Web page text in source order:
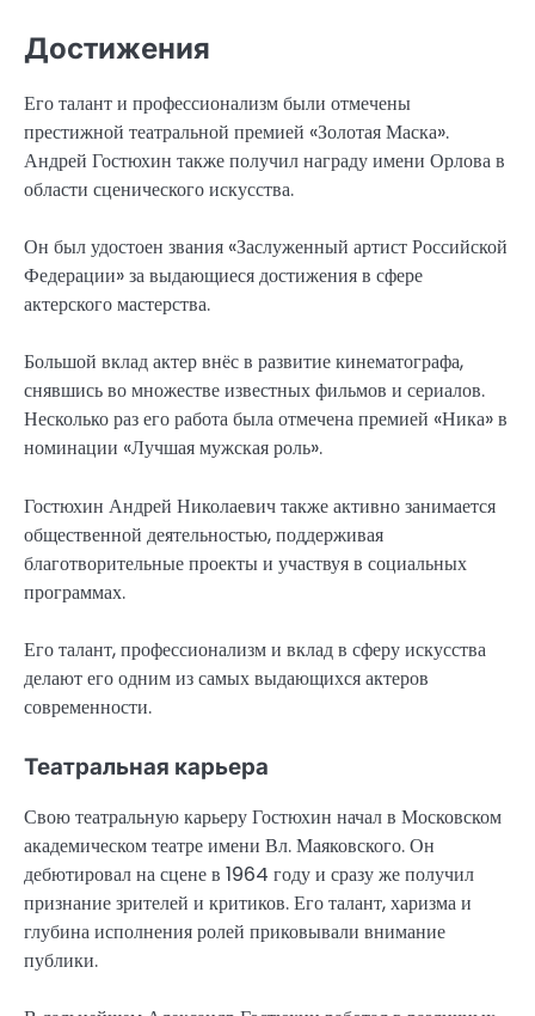
Достижения
Его талант и профессионализм были отмечены
престижной театральной премией «Золотая Маска».
Андрей Гостюхин также получил награду имени Орлова в
области сценического искусства.
Он был удостоен звания «Заслуженный артист Российской
Федерации» за выдающиеся достижения в сфере
актерского мастерства.
Большой вклад актер внёс в развитие кинематографа,
снявшись во множестве известных фильмов и сериалов.
Несколько раз его работа была отмечена премией «Ника» в
номинации «Лучшая мужская роль».
Гостюхин Андрей Николаевич также активно занимается
общественной деятельностью, поддерживая
благотворительные проекты и участвуя в социальных
программах.
Его талант, профессионализм и вклад в сферу искусства
делают его одним из самых выдающихся актеров
современности.
Театральная карьера
Свою театральную карьеру Гостюхин начал в Московском
академическом театре имени Вл. Маяковского. Он
дебютировал на сцене в 1964 году и сразу же получил
признание зрителей и критиков. Его талант, харизма и
глубина исполнения ролей приковывали внимание
публики.